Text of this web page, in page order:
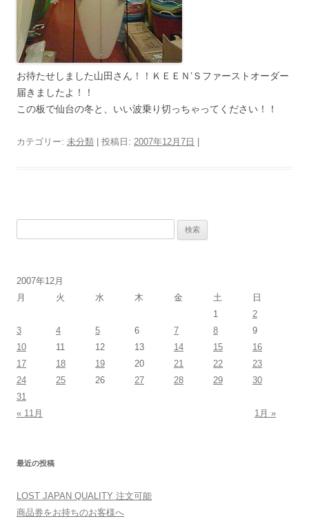
お待たせしました山田さん！！ＫＥＥＮ’Ｓファーストオーダー
届きましたよ！！
この板で仙台の冬と、いい波乗り切っちゃってください！！
カテゴリー: 未分類 | 投稿日: 2007年12月7日
2007年12月
月
火 水 木 金 土
日
1
2
3
4 5 6 7 8
9
10
11 12 13 14 15
16
17
18 19 20 21 22
23
24
25 26 27 28 29
30
31
« 11月
1月 »
最近の投稿
LOST JAPAN QUALITY 注文可能
商品券をお持ちのお客様へ